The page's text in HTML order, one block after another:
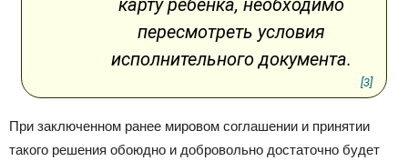
карту ребенка, необходимо
пересмотреть условия
исполнительного документа.
[3]
При заключенном ранее мировом соглашении и принятии
такого решения обоюдно и добровольно достаточно будет